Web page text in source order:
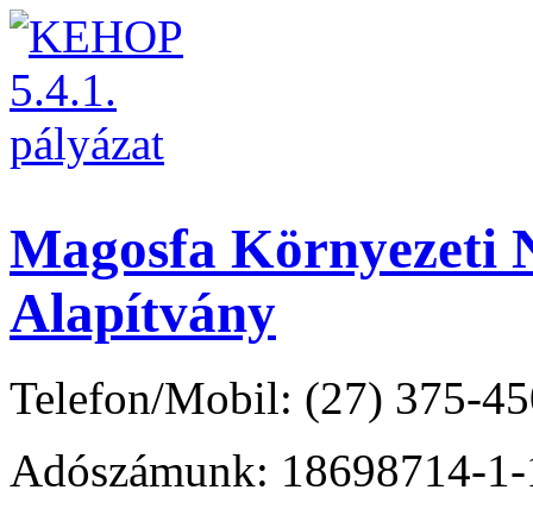
Magosfa Környezeti
Alapítvány
Telefon/Mobil: (27) 375-
Adószámunk: 18698714-